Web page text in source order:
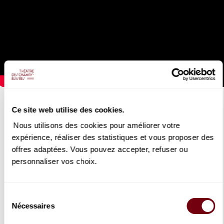
Ce site web utilise des cookies.
Nous utilisons des cookies pour améliorer votre
expérience, réaliser des statistiques et vous proposer des
offres adaptées. Vous pouvez accepter, refuser ou
personnaliser vos choix.
Nécessaires
ROTTERDAM, LAHAV SHANI
Brahms
03/10/2022